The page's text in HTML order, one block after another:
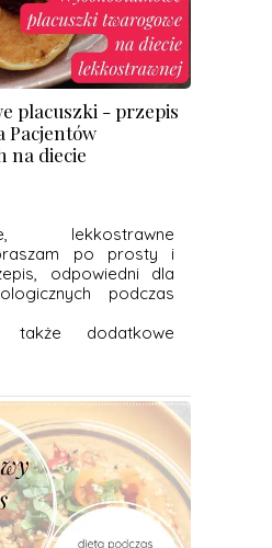
placuszki - przepis
Pacjentów
na diecie
lekkostrawne
po prosty i
odpowiedni dla
podczas
także dodatkowe